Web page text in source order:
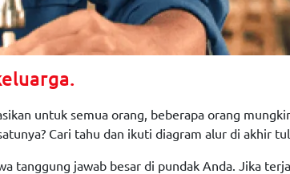
untuk semua orang, beberapa orang
Cari tahu dan ikuti diagram alur di akhir
tanggung jawab besar di pundak Anda. Jika